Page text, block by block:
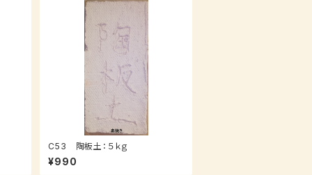
C53 陶板土：５ｋｇ
¥990